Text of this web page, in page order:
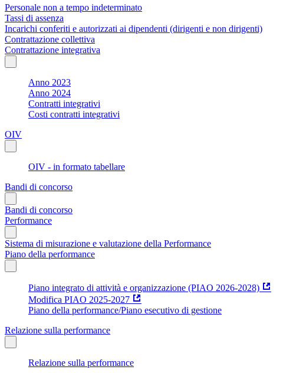
Personale non a tempo indeterminato
Tassi di assenza
Incarichi conferiti e autorizzati ai dipendenti (dirigenti e non dirigenti)
Contrattazione collettiva
Contrattazione integrativa
Anno 2023
Anno 2024
Contratti integrativi
Costi contratti integrativi
OIV
OIV - in formato tabellare
Bandi di concorso
Bandi di concorso
Performance
Sistema di misurazione e valutazione della Performance
Piano della performance
Piano integrato di attività e organizzazione (PIAO 2026-2028)
Modifica PIAO 2025-2027
Piano della performance/Piano esecutivo di gestione
Relazione sulla performance
Relazione sulla performance